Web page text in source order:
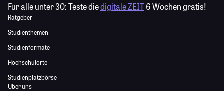
Für alle unter 30:Teste diedigitale ZEIT6 Wochen gratis!
Ratgeber
Studienthemen
Studienformate
Hochschulorte
Studienplatzbörse
Über uns